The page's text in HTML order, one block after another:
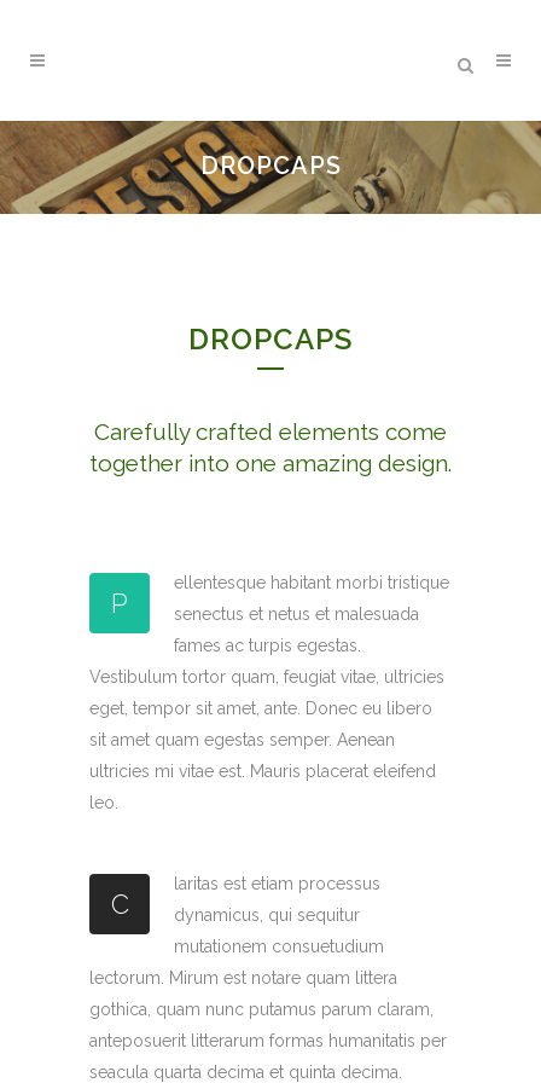
DROPCAPS
DROPCAPS
Carefully crafted elements come
together into one amazing design.
P
ellentesque habitant morbi tristique
senectus et netus et malesuada
fames ac turpis egestas.
Vestibulum tortor quam, feugiat vitae, ultricies
eget, tempor sit amet, ante. Donec eu libero
sit amet quam egestas semper. Aenean
ultricies mi vitae est. Mauris placerat eleifend
leo.
C
laritas est etiam processus
dynamicus, qui sequitur
mutationem consuetudium
lectorum. Mirum est notare quam littera
gothica, quam nunc putamus parum claram,
anteposuerit litterarum formas humanitatis per
seacula quarta decima et quinta decima.